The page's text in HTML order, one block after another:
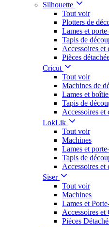
Silhouette
Tout voir
Plotters de
Lames et
Tapis de
Accessoires et
Pièces
Cricut
Tout voir
Machines de
Lames et
Tapis de
Accessoires et
LokLik
Tout voir
Machines
Lames et
Tapis de
Accessoires et
Siser
Tout voir
Machines
Lames et
Accessoires et
Pièces